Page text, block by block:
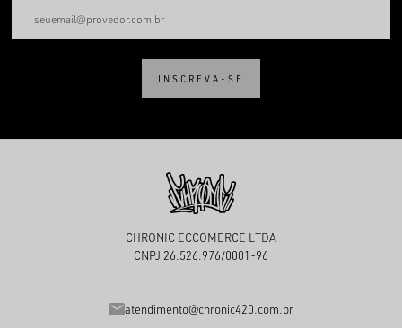
INSCREVA-SE
CHRONIC ECCOMERCE LTDA
CNPJ 26.526.976/0001-96
atendimento@chronic420.com.br